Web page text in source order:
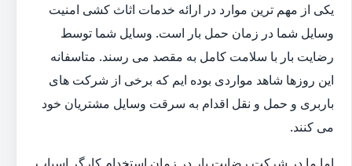
یکی از مهم ترین موارد در ارائه خدمات اثاث کشی امنیت
وسایل شما در زمان حمل بار است. وسایل شما توسط
رضایت بار با سلامت کامل به مقصد می رسند. متاسفانه
این روزها شاهد مواردی بوده ایم که برخی از شرکت های
باربری و حمل و نقل اقدام به سرقت وسایل مشتریان خود
می کنند.